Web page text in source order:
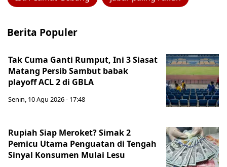
Berita Populer
Tak Cuma Ganti Rumput, Ini 3 Siasat
Matang Persib Sambut babak
playoff ACL 2 di GBLA
Senin, 10 Agu 2026 - 17:48
Rupiah Siap Meroket? Simak 2
Pemicu Utama Penguatan di Tengah
Sinyal Konsumen Mulai Lesu